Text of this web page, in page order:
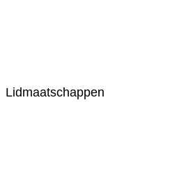
Lidmaatschappen